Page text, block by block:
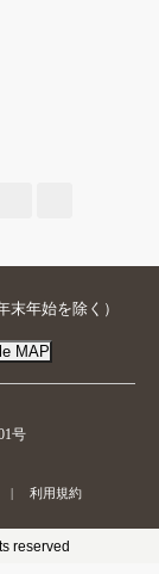
年始を除く）
MAP
号
利用規約
reserved